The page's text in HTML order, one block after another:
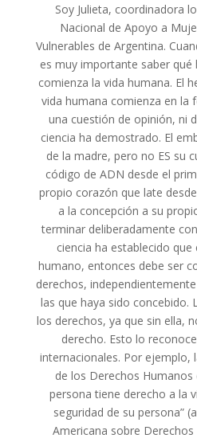
Soy Julieta, coordinadora
Nacional de Apoyo a
Vulnerables de Argentina.
es muy importante saber qué
comienza la vida humana. El
vida humana comienza en la
una cuestión de opinión, ni
ciencia ha demostrado. El
de la madre, pero no ES su
código de ADN desde el
propio corazón que late
a la concepción a su
terminar deliberadamente
ciencia ha establecido
humano, entonces debe ser
derechos,
las que haya sido concebido.
los derechos, ya que sin ella,
derecho. Esto lo
internacionales. Por ejemplo,
de los Derechos Humanos
persona tiene derecho a la
seguridad de su persona”
Americana sobre